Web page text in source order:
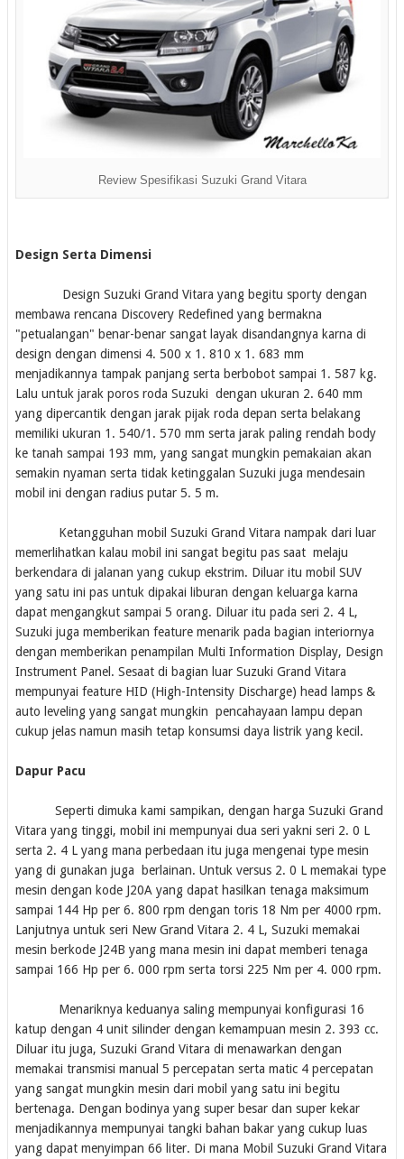
Review Spesifikasi Suzuki Grand Vitara
Design Serta Dimensi
Design Suzuki Grand Vitara yang begitu sporty dengan
membawa rencana Discovery Redefined yang bermakna
"petualangan" benar-benar sangat layak disandangnya karna di
design dengan dimensi 4. 500 x 1. 810 x 1. 683 mm
menjadikannya tampak panjang serta berbobot sampai 1. 587 kg.
Lalu untuk jarak poros roda Suzuki dengan ukuran 2. 640 mm
yang dipercantik dengan jarak pijak roda depan serta belakang
memiliki ukuran 1. 540/1. 570 mm serta jarak paling rendah body
ke tanah sampai 193 mm, yang sangat mungkin pemakaian akan
semakin nyaman serta tidak ketinggalan Suzuki juga mendesain
mobil ini dengan radius putar 5. 5 m.
Ketangguhan mobil Suzuki Grand Vitara nampak dari luar
memerlihatkan kalau mobil ini sangat begitu pas saat melaju
berkendara di jalanan yang cukup ekstrim. Diluar itu mobil SUV
yang satu ini pas untuk dipakai liburan dengan keluarga karna
dapat mengangkut sampai 5 orang. Diluar itu pada seri 2. 4 L,
Suzuki juga memberikan feature menarik pada bagian interiornya
dengan memberikan penampilan Multi Information Display, Design
Instrument Panel. Sesaat di bagian luar Suzuki Grand Vitara
mempunyai feature HID (High-Intensity Discharge) head lamps &
auto leveling yang sangat mungkin pencahayaan lampu depan
cukup jelas namun masih tetap konsumsi daya listrik yang kecil.
Dapur Pacu
Seperti dimuka kami sampikan, dengan harga Suzuki Grand
Vitara yang tinggi, mobil ini mempunyai dua seri yakni seri 2. 0 L
serta 2. 4 L yang mana perbedaan itu juga mengenai type mesin
yang di gunakan juga berlainan. Untuk versus 2. 0 L memakai type
mesin dengan kode J20A yang dapat hasilkan tenaga maksimum
sampai 144 Hp per 6. 800 rpm dengan toris 18 Nm per 4000 rpm.
Lanjutnya untuk seri New Grand Vitara 2. 4 L, Suzuki memakai
mesin berkode J24B yang mana mesin ini dapat memberi tenaga
sampai 166 Hp per 6. 000 rpm serta torsi 225 Nm per 4. 000 rpm.
Menariknya keduanya saling mempunyai konfigurasi 16
katup dengan 4 unit silinder dengan kemampuan mesin 2. 393 cc.
Diluar itu juga, Suzuki Grand Vitara di menawarkan dengan
memakai transmisi manual 5 percepatan serta matic 4 percepatan
yang sangat mungkin mesin dari mobil yang satu ini begitu
bertenaga. Dengan bodinya yang super besar dan super kekar
menjadikannya mempunyai tangki bahan bakar yang cukup luas
yang dapat menyimpan 66 liter. Di mana Mobil Suzuki Grand Vitara